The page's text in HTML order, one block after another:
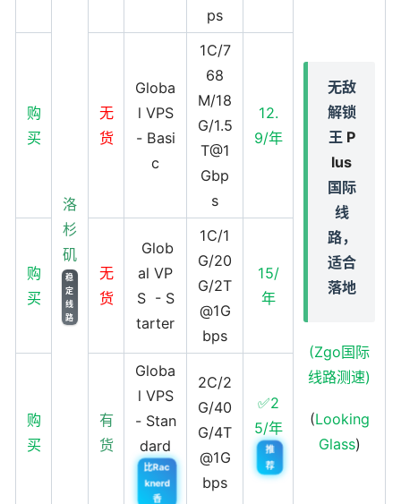
洛
杉
矶
稳
定
线
路
ps
无敌
解锁
王 P
lus
国际
线
路，
适合
落地
(Zgo国际
线路测速)
(Looking
Glass)
购
买
无
货
Globa
l VPS
- Basi
c
1C/7
68
M/18
G/1.5
T@1
Gbp
s
12.
9/年
购
买
无
货
Glob
al VP
S - S
tarter
1C/1
G/20
G/2T
@1G
bps
15/
年
购
买
有
货
Globa
l VPS
- Stan
dard
比Rac
knerd
香
2C/2
G/40
G/4T
@1G
bps
✅2
5/年
推
荐